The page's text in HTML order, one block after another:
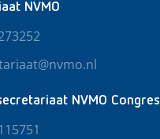
NVMO
NVMO Congres